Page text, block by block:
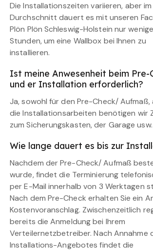
Die Installationszeiten variieren, aber im
Durchschnitt dauert es mit unseren
Plön Plön Schleswig-Holstein nur wenige
Stunden, um eine Wallbox bei Ihnen zu
installieren.
Ist meine Anwesenheit beim Pre-
und er Installation erforderlich?
Ja, sowohl für den Pre-Check/ Aufmaß,
die Installationsarbeiten benötigen wir
zum Sicherungskasten, der Garage usw.
Wie lange dauert es bis zur
Nachdem der Pre-Check/ Aufmaß
wurde, findet die Terminierung
per E-Mail innerhalb von 3 Werktagen
Nach dem Pre-Check erhalten Sie ein
Kostenvoranschlag. Zwischenzeitlich
bereits die Anmeldung bei Ihrem
Verteilernetzbetreiber. Nach Annahme
Installations-Angebotes findet die